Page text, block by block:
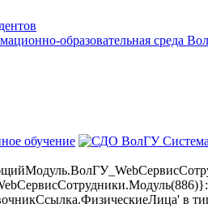
образовательная среда
обучение
в